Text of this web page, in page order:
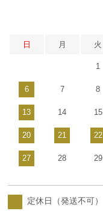
日 月 火
1
6 7 8
13 14 15
20 21 22
27 28 29
定休日（発送不可）